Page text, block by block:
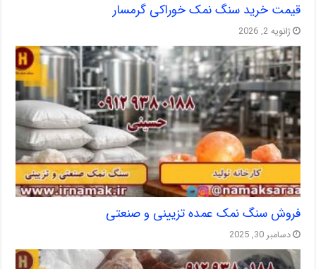
قیمت خرید سنگ نمک خوراکی گرمسار
ژانویه 2, 2026
فروش سنگ نمک عمده تزیینی و صنعتی
دسامبر 30, 2025